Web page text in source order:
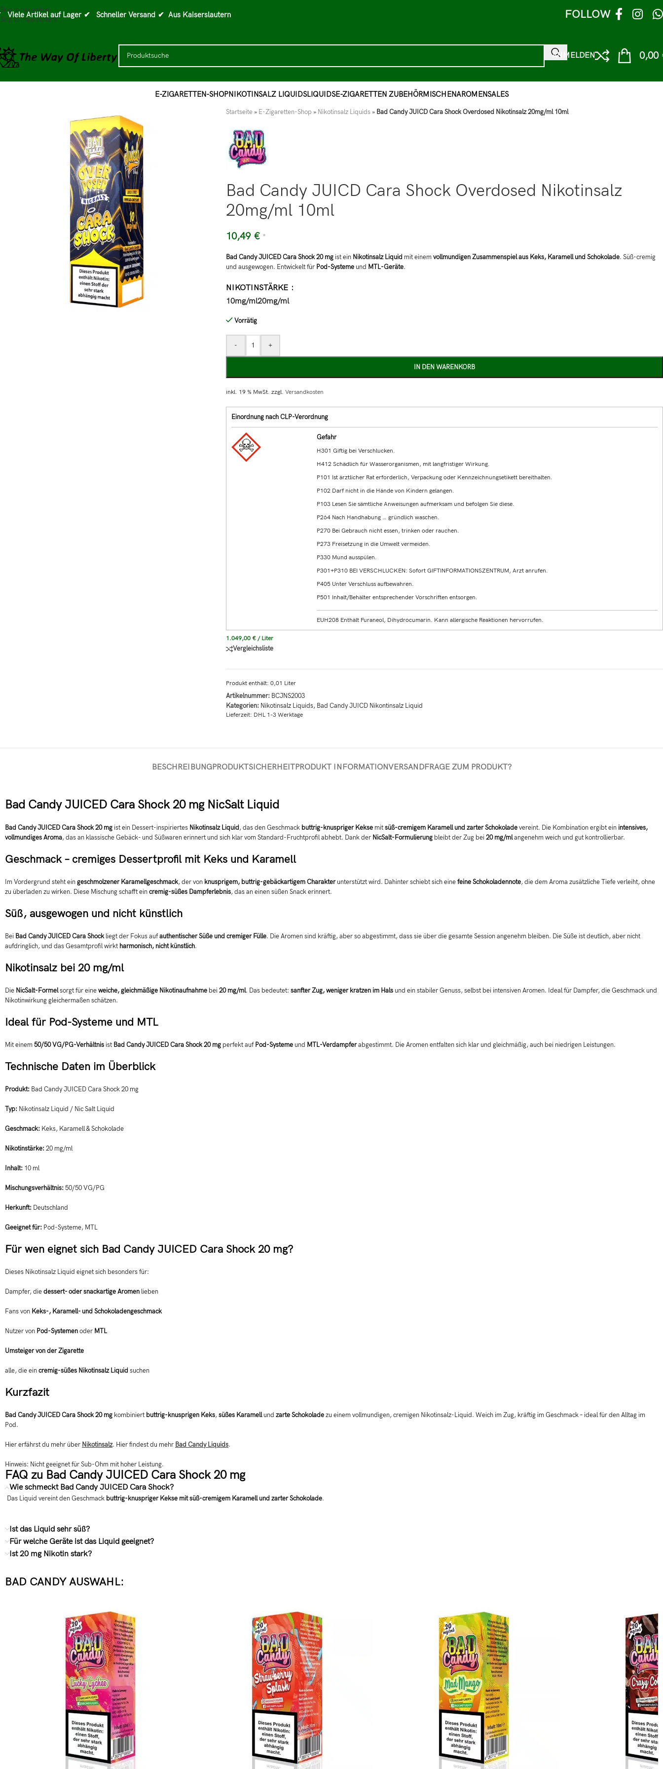
Skip to navigation
Skip to main content
Viele Artikel auf Lager ✔ Schneller Versand ✔ Aus Kaiserslautern FOLLOW
ANMELDEN 0,00
E-ZIGARETTEN-SHOPNIKOTINSALZ LIQUIDSLIQUIDSE-ZIGARETTEN ZUBEHÖRMISCHENAROMENSALES
Startseite » E-Zigaretten-Shop » Nikotinsalz Liquids » Bad Candy JUICD Cara Shock Overdosed Nikotinsalz 20mg/ml 10ml
Bad Candy JUICD Cara Shock Overdosed Nikotinsalz
20mg/ml 10ml
10,49 € *
Bad Candy JUICED Cara Shock 20 mg ist ein Nikotinsalz Liquid mit einemvollmundigen Zusammenspiel aus Keks, Karamell und Schokolade. Süß-cremig
und ausgewogen. Entwickelt für Pod-Systeme und MTL-Geräte.
NIKOTINSTÄRKE
10mg/ml20mg/ml
Vorrätig
- +
IN DEN WARENKORB
inkl. 19 % MwSt. zzgl. Versandkosten
Einordnung nach CLP-Verordnung
Gefahr
H301 Giftig bei Verschlucken.
H412 Schädlich für Wasserorganismen, mit langfristiger Wirkung.
P101 Ist ärztlicher Rat erforderlich, Verpackung oder Kennzeichnungsetikett bereithalten.
P102 Darf nicht in die Hände von Kindern gelangen.
P103 Lesen Sie sämtliche Anweisungen aufmerksam und befolgen Sie diese.
P264 Nach Handhabung … gründlich waschen.
P270 Bei Gebrauch nicht essen, trinken oder rauchen.
P273 Freisetzung in die Umwelt vermeiden.
P330 Mund ausspülen.
P301+P310 BEI VERSCHLUCKEN: Sofort GIFTINFORMATIONSZENTRUM, Arzt anrufen.
P405 Unter Verschluss aufbewahren.
P501 Inhalt/Behälter entsprechender Vorschriften entsorgen.
EUH208 Enthält Furaneol, Dihydrocumarin. Kann allergische Reaktionen hervorrufen.
1.049,00 € / Liter
Vergleichsliste
Produkt enthält: 0,01 Liter
Artikelnummer: BCJNS2003
Kategorien: Nikotinsalz Liquids, Bad Candy JUICD Nikontinsalz Liquid
Lieferzeit: DHL 1-3 Werktage
BESCHREIBUNGPRODUKTSICHERHEITPRODUKT INFORMATIONVERSANDFRAGE ZUM PRODUKT?
Bad Candy JUICED Cara Shock 20 mg NicSalt Liquid
Bad Candy JUICED Cara Shock 20 mg ist ein Dessert-inspiriertes Nikotinsalz Liquid, das den Geschmack buttrig-knuspriger Kekse mitsüß-cremigem Karamell und zarter Schokoladevereint. Die Kombination ergibt ein intensives,
vollmundiges Aroma, das an klassische Gebäck- und Süßwaren erinnert und sich klar vom Standard-Fruchtprofil abhebt. Dank der NicSalt-Formulierung bleibt der Zug bei 20 mg/mlangenehm weich und gut kontrollierbar.
Geschmack – cremiges Dessertprofil mit Keks und Karamell
Im Vordergrund steht eingeschmolzener Karamellgeschmack, der von knusprigem, buttrig-gebäckartigem Charakterunterstützt wird. Dahinter schiebt sich einefeine Schokoladennote, die dem Aroma zusätzliche Tiefe verleiht, ohne
zu überladen zu wirken. Diese Mischung schafft eincremig-süßes Dampferlebnis, das an einen süßen Snack erinnert.
Süß, ausgewogen und nicht künstlich
Bei Bad Candy JUICED Cara Shockliegt der Fokus aufauthentischer Süße und cremiger Fülle. Die Aromen sind kräftig, aber so abgestimmt, dass sie über die gesamte Session angenehm bleiben. Die Süße ist deutlich, aber nicht
aufdringlich, und das Gesamtprofil wirkt harmonisch, nicht künstlich.
Nikotinsalz bei 20 mg/ml
Die NicSalt-Formelsorgt für eineweiche, gleichmäßige Nikotinaufnahme bei 20 mg/ml. Das bedeutet: sanfter Zug, weniger kratzen im Hals und ein stabiler Genuss, selbst bei intensiven Aromen. Ideal für Dampfer, die Geschmack und
Nikotinwirkung gleichermaßen schätzen.
Ideal für Pod-Systeme und MTL
Mit einem50/50 VG/PG-Verhältnis ist Bad Candy JUICED Cara Shock 20 mg perfekt aufPod-Systeme und MTL-Verdampferabgestimmt. Die Aromen entfalten sich klar und gleichmäßig, auch bei niedrigen Leistungen.
Technische Daten im Überblick
Produkt: Bad Candy JUICED Cara Shock 20 mg
Typ: Nikotinsalz Liquid / Nic Salt Liquid
Geschmack: Keks, Karamell & Schokolade
Nikotinstärke: 20 mg/ml
Inhalt: 10 ml
Mischungsverhältnis: 50/50 VG/PG
Herkunft: Deutschland
Geeignet für: Pod-Systeme, MTL
Für wen eignet sich Bad Candy JUICED Cara Shock 20 mg?
Dieses Nikotinsalz Liquid eignet sich besonders für:
Dampfer, diedessert- oder snackartige Aromen lieben
Fans von Keks-, Karamell- und Schokoladengeschmack
Nutzer von Pod-Systemenoder MTL
Umsteiger von der Zigarette
alle, die eincremig-süßes Nikotinsalz Liquid suchen
Kurzfazit
Bad Candy JUICED Cara Shock 20 mg kombiniert buttrig-knusprigen Keks,süßes Karamellund zarte Schokoladezu einem vollmundigen, cremigen Nikotinsalz-Liquid. Weich im Zug, kräftig im Geschmack – ideal für den Alltag im
Pod.
Hier erfährst du mehr über Nikotinsalz. Hier findest du mehr Bad Candy Liquids.
Hinweis: Nicht geeignet für Sub-Ohm mit hoher Leistung.
FAQ zu Bad Candy JUICED Cara Shock 20 mg
Wie schmeckt Bad Candy JUICED Cara Shock?
Das Liquid vereint den Geschmack buttrig-knuspriger Kekse mit süß-cremigem Karamell und zarter Schokolade.
Ist das Liquid sehr süß?
Für welche Geräte ist das Liquid geeignet?
Ist 20 mg Nikotin stark?
BAD CANDY AUSWAHL: